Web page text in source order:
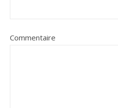
Commentaire